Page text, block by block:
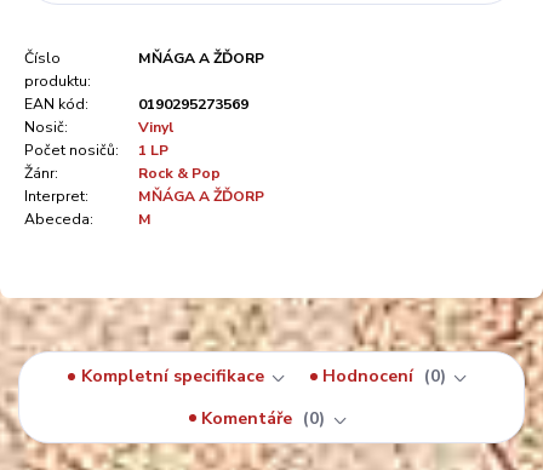
Číslo
produktu:
MŇÁGA A ŽĎORP
EAN kód:
0190295273569
Nosič:
Vinyl
Počet nosičů:
1 LP
Žánr:
Rock & Pop
Interpret:
MŇÁGA A ŽĎORP
Abeceda:
M
Kompletní specifikace Hodnocení
0
Komentáře
0